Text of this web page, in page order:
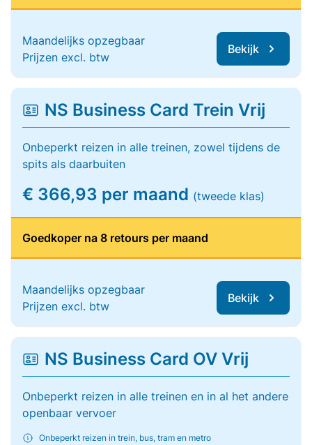
Maandelijks opzegbaar
Prijzen excl. btw
Bekijk
NS Business Card Trein Vrij
Onbeperkt reizen in alle treinen, zowel tijdens de
spits als daarbuiten
€ 366,93 per maand (tweede klas)
Goedkoper na 8 retours per maand
Maandelijks opzegbaar
Prijzen excl. btw
Bekijk
NS Business Card OV Vrij
Onbeperkt reizen in alle treinen en in al het andere
openbaar vervoer
Onbeperkt reizen in trein, bus, tram en metro